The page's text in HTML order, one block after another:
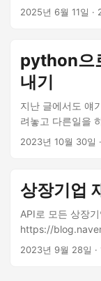
고 급락 후 반등이
RSI < 25 and
음 반등 포착 확률
텀 돌파 전략
서 매수 → 추세
에 적합 🔧 조건:
1.5: buy()
에선 연속 손절 가
(Arbitrage) 📌 개
매수/매도 예:
2025년 6월 11일 ·
python으
내기
지난 글에서도 얘
려놓고 다른일을
는 계속 모니터를
법도 여러가지가
면 되겠다 생각했
를 보낼 방법이 없
고, 은행 어플
었다.). ...
2023년 10월 30일 ·
상장기업
API로 모든 상장
https://
finstate_all
2023년 9월 28일 ·